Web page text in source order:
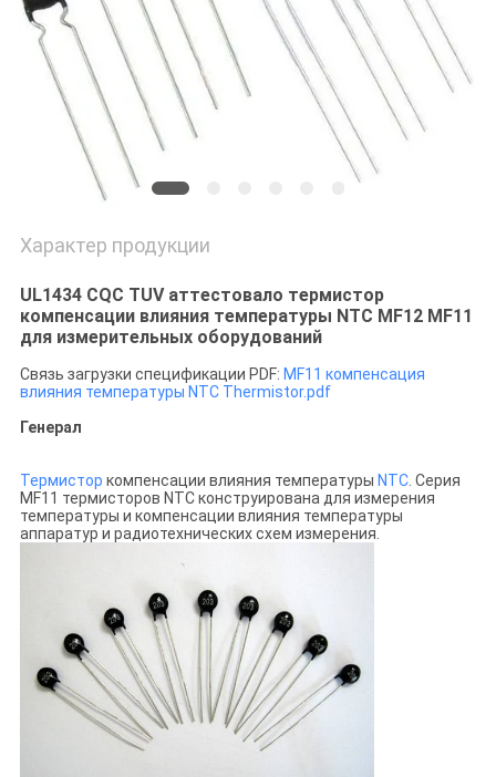
PRIVACY
POLICY
Характер продукции
UL1434 CQC TUV аттестовало термистор
компенсации влияния температуры NTC MF12 MF11
для измерительных оборудований
Связь загрузки спецификации PDF: MF11 компенсация
влияния температуры NTC Thermistor.pdf
Генерал
Термистор компенсации влияния температуры NTC. Серия
MF11 термисторов NTC конструирована для измерения
температуры и компенсации влияния температуры
аппаратур и радиотехнических схем измерения.